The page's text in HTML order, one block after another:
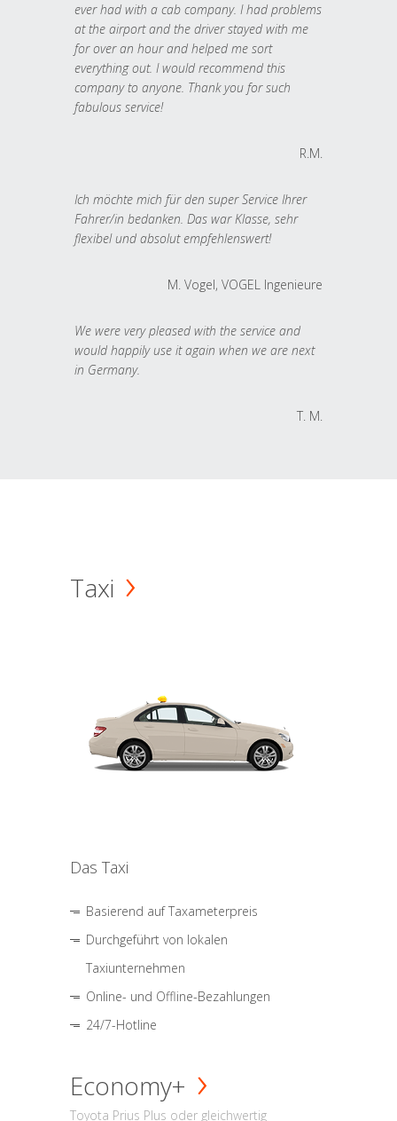
ever had with a cab company. I had problems
at the airport and the driver stayed with me
for over an hour and helped me sort
everything out. I would recommend this
company to anyone. Thank you for such
fabulous service!
R.M.
Ich möchte mich für den super Service Ihrer
Fahrer/in bedanken. Das war Klasse, sehr
flexibel und absolut empfehlenswert!
M. Vogel, VOGEL Ingenieure
We were very pleased with the service and
would happily use it again when we are next
in Germany.
T. M.
Taxi
Das Taxi
Basierend auf Taxameterpreis
Durchgeführt von lokalen
Taxiunternehmen
Online- und Offline-Bezahlungen
24/7-Hotline
Economy+
Toyota Prius Plus oder gleichwertig